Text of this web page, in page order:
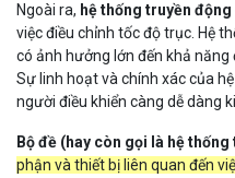
Ngoài ra, hệ thống truyền động
việc điều chỉnh tốc độ trục. Hệ
có ảnh hưởng lớn đến khả
Sự linh hoạt và chính xác của
người điều khiển càng dễ dàng
Bộ đề (hay còn gọi là hệ
phận và thiết bị liên quan đến